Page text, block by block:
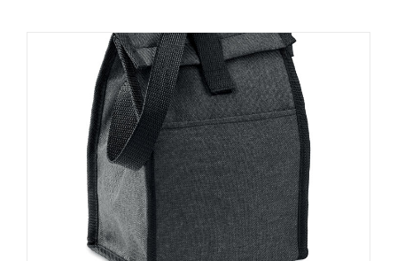
múltiples
variantes.
Las
opciones
se
pueden
elegir
en
la
página
de
producto